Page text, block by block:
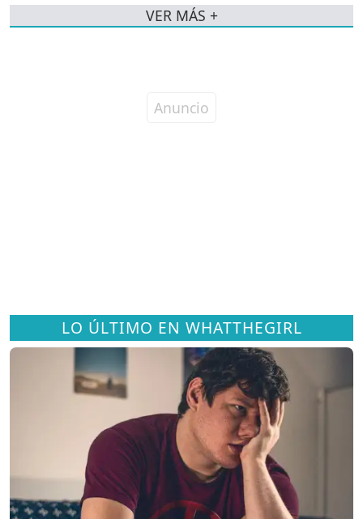
LO ÚLTIMO EN WHATTHEGIRL
VER MÁS +